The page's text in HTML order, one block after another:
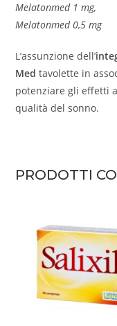
Melatonmed 1 mg,
Melatonmed 0,5 mg
L’assunzione dell’
Med tavolette in
potenziare gli effetti
qualità del sonno.
PRODOTTI